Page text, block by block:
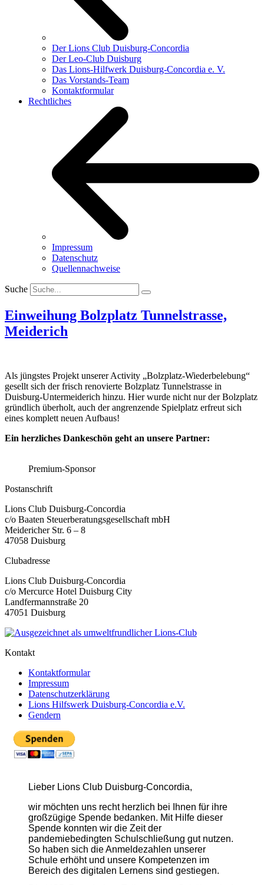
Der Lions Club Duisburg-Concordia
Der Leo-Club Duisburg
Das Lions-Hilfwerk Duisburg-Concordia e. V.
Das Vorstands-Team
Kontaktformular
Rechtliches
Impressum
Datenschutz
Quellennachweise
Suche
Einweihung Bolzplatz Tunnelstrasse,
Meiderich
Als jüngstes Projekt unserer Activity „Bolzplatz-Wiederbelebung“
gesellt sich der frisch renovierte Bolzplatz Tunnelstrasse in
Duisburg-Untermeiderich hinzu. Hier wurde nicht nur der Bolzplatz
gründlich überholt, auch der angrenzende Spielplatz erfreut sich
eines komplett neuen Aufbaus!
Ein herzliches Dankeschön geht an unsere Partner:
Premium-Sponsor
Postanschrift
Lions Club Duisburg-Concordia
c/o Baaten Steuerberatungsgesellschaft mbH
Meidericher Str. 6 – 8
47058 Duisburg
Clubadresse
Lions Club Duisburg-Concordia
c/o Mercurce Hotel Duisburg City
Landfermannstraße 20
47051 Duisburg
Kontakt
Kontaktformular
Impressum
Datenschutzerklärung
Lions Hilfswerk Duisburg-Concordia e.V.
Gendern
Lieber Lions Club Duisburg-Concordia,
wir möchten uns recht herzlich bei Ihnen für ihre
großzügige Spende bedanken. Mit Hilfe dieser
Spende konnten wir die Zeit der
pandemiebedingten Schulschließung gut nutzen.
So haben sich die Anmeldezahlen unserer
Schule erhöht und unsere Kompetenzen im
Bereich des digitalen Lernens sind gestiegen.